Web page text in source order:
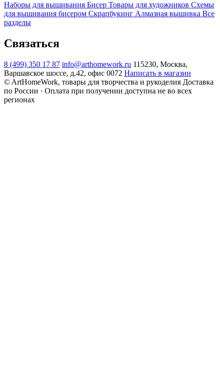
Наборы для вышивания Бисер Товары для художников Схемы
для вышивания бисером Скрапбукинг Алмазная вышивка Все
разделы
Связаться
8 (499) 350 17 87 info@arthomework.ru 115230, Москва,
Варшавское шоссе, д.42, офис 0072 Написать в магазин
© ArtHomeWork, товары для творчества и рукоделия Доставка
по России · Оплата при получении доступна не во всех
регионах